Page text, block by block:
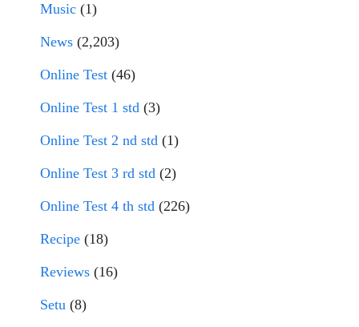
Music (1)
News (2,203)
Online Test (46)
Online Test 1 std (3)
Online Test 2 nd std (1)
Online Test 3 rd std (2)
Online Test 4 th std (226)
Recipe (18)
Reviews (16)
Setu (8)